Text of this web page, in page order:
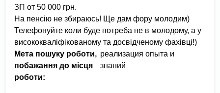
ЗП от 50 000 грн.
На пенсію не збираюсь! Ще дам фору молодим)
Телефонуйте коли буде потреба не в молодому, а у
висококваліфікованому та досвідченому фахівці!)
Мета пошуку роботи,
побажання до місця
роботи:
реализация опыта и
знаний